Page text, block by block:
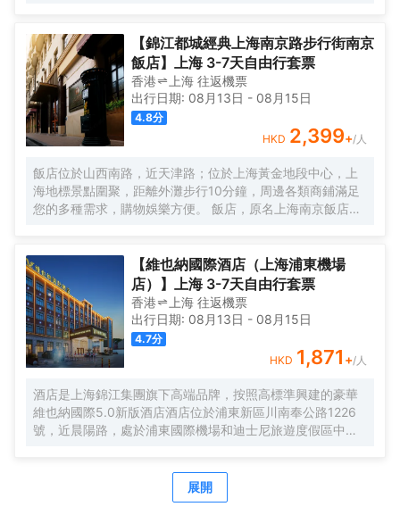
培訓於一體的綜合度假景區。 酒店整體以蘇式園林為主調，
精緻、古樸的四合院酒店 古色古香、花草蘢葱、鳥語花香 配
以現代化的設施以及標準化、人性化的服務。
【錦江都城經典上海南京路步行街南京
飯店】上海 3-7天自由行套票
香港 上海 往返機票
出行日期: 08月13日 - 08月15日
4.8分
HKD 2,399+/人
飯店位於山西南路，近天津路；位於上海黃金地段中心，上
海地標景點圍聚，距離外灘步行10分鐘，周邊各類商鋪滿足
您的多種需求，購物娛樂方便。 飯店，原名上海南京飯店。
上海文壇人士聚會的場所，文壇巨匠巴金、魯迅等都曾和南
京飯店結下不解之緣，是巴金早期宴請賓客及重大宴請之
地。 飯店配有無線WIFI、中西式自助餐廳、大堂吧、會議
室，自助餐廳提供營養、豐富、藝術的自助早餐，多種選擇
的午晚餐，每日下午2點至4點提供“社交時光”供您享用飲
料、小食，飯店是您旅遊、商務的上佳選擇。
【維也納國際酒店（上海浦東機場
店）】上海 3-7天自由行套票
香港 上海 往返機票
出行日期: 08月13日 - 08月15日
4.7分
HKD 1,871 +/人
酒店是上海錦江集團旗下高端品牌，按照高標準興建的豪華
維也納國際5.0新版酒店酒店位於浦東新區川南奉公路1226
號，近晨陽路，處於浦東國際機場和迪士尼旅遊度假區中間
離浦東國際機場，僅有15分鐘車程。距離上海國際旅遊度假
區（迪士尼樂園），僅有20分鐘車程。可便捷到達地鐵2號
展開